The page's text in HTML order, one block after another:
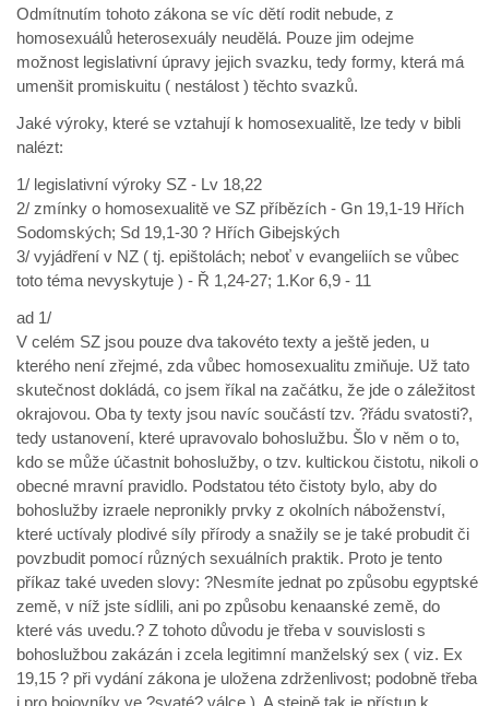
Odmítnutím tohoto zákona se víc dětí rodit nebude, z
homosexuálů heterosexuály neudělá. Pouze jim odejme
možnost legislativní úpravy jejich svazku, tedy formy, která má
umenšit promiskuitu ( nestálost ) těchto svazků.
Jaké výroky, které se vztahují k homosexualitě, lze tedy v bibli
nalézt:
1/ legislativní výroky SZ - Lv 18,22
2/ zmínky o homosexualitě ve SZ příbězích - Gn 19,1-19 Hřích
Sodomských; Sd 19,1-30 ? Hřích Gibejských
3/ vyjádření v NZ ( tj. epištolách; neboť v evangeliích se vůbec
toto téma nevyskytuje ) - Ř 1,24-27; 1.Kor 6,9 - 11
ad 1/
V celém SZ jsou pouze dva takovéto texty a ještě jeden, u
kterého není zřejmé, zda vůbec homosexualitu zmiňuje. Už tato
skutečnost dokládá, co jsem říkal na začátku, že jde o záležitost
okrajovou. Oba ty texty jsou navíc součástí tzv. ?řádu svatosti?,
tedy ustanovení, které upravovalo bohoslužbu. Šlo v něm o to,
kdo se může účastnit bohoslužby, o tzv. kultickou čistotu, nikoli o
obecné mravní pravidlo. Podstatou této čistoty bylo, aby do
bohoslužby izraele nepronikly prvky z okolních náboženství,
které uctívaly plodivé síly přírody a snažily se je také probudit či
povzbudit pomocí různých sexuálních praktik. Proto je tento
příkaz také uveden slovy: ?Nesmíte jednat po způsobu egyptské
země, v níž jste sídlili, ani po způsobu kenaanské země, do
které vás uvedu.? Z tohoto důvodu je třeba v souvislosti s
bohoslužbou zakázán i zcela legitimní manželský sex ( viz. Ex
19,15 ? při vydání zákona je uložena zdrženlivost; podobně třeba